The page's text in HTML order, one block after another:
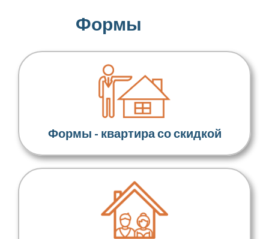
Формы
Формы - квартира со скидкой